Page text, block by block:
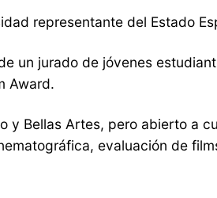
representante del Estado
un jurado de jóvenes
Award.
y Bellas Artes, pero abierto a
evaluación de